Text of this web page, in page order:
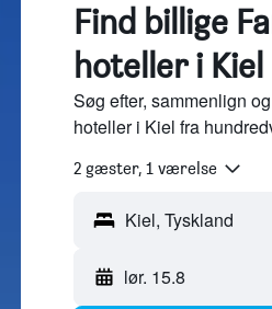
Find billige
hoteller i Kiel
Søg efter, sammenlign
hoteller i Kiel fra
2 gæster, 1 værelse
Kiel, Tyskland
lør. 15.8